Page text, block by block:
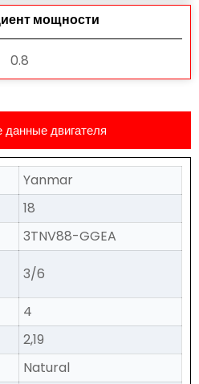
мощности
0.8
данные двигателя
Yanmar
18
3TNV88-GGEA
3/6
4
2,19
Natural